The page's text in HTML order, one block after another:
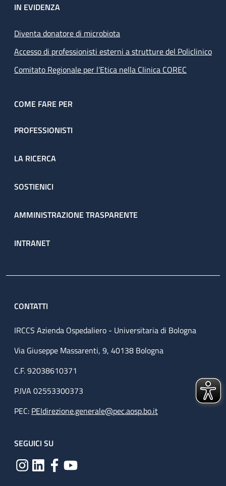
IN EVIDENZA
Diventa donatore di microbiota
Accesso di professionisti esterni a strutture del Policlinico
Comitato Regionale per l’Etica nella Clinica COREC
COME FARE PER
PROFESSIONISTI
LA RICERCA
SOSTIENICI
AMMINISTRAZIONE TRASPARENTE
INTRANET
CONTATTI
IRCCS Azienda Ospedaliero - Universitaria di Bologna
Via Giuseppe Massarenti, 9, 40138 Bologna
C.F. 92038610371
P.IVA 02553300373
PEC: PEIdirezione.generale@pec.aosp.bo.it
SEGUICI SU